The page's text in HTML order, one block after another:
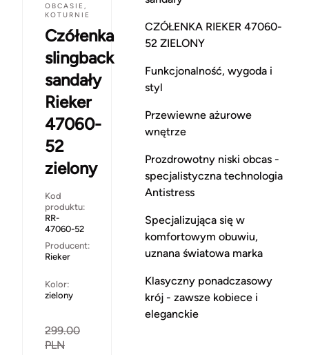
OBCASIE,
KOTURNIE
Czółenka
slingback
sandały
Rieker
47060-
52
zielony
Kod
produktu:
RR-
47060-52
Producent:
Rieker
Kolor:
zielony
299.00
PLN
CZÓŁENKA RIEKER 47060-
52 ZIELONY
Funkcjonalność, wygoda i
styl
Przewiewne ażurowe
wnętrze
Prozdrowotny niski obcas -
specjalistyczna technologia
Antistress
Specjalizująca się w
komfortowym obuwiu,
uznana światowa marka
Klasyczny ponadczasowy
krój - zawsze kobiece i
eleganckie